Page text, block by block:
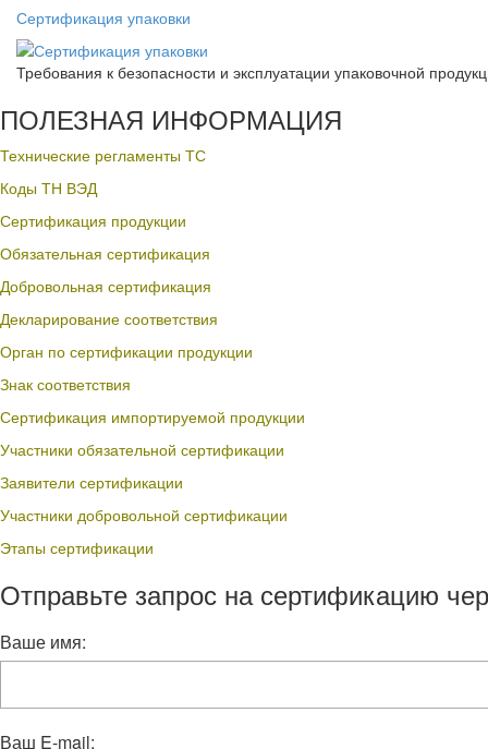
Сертификация упаковки
Требования к безопасности и эксплуатации упаковочной
ПОЛЕЗНАЯ ИНФОРМАЦИЯ
Технические регламенты ТС
Коды ТН ВЭД
Сертификация продукции
Обязательная сертификация
Добровольная сертификация
Декларирование соответствия
Орган по сертификации продукции
Знак соответствия
Сертификация импортируемой продукции
Участники обязательной сертификации
Заявители сертификации
Участники добровольной сертификации
Этапы сертификации
Отправьте запрос на сертификацию
Ваше имя:
Ваш E-mail: